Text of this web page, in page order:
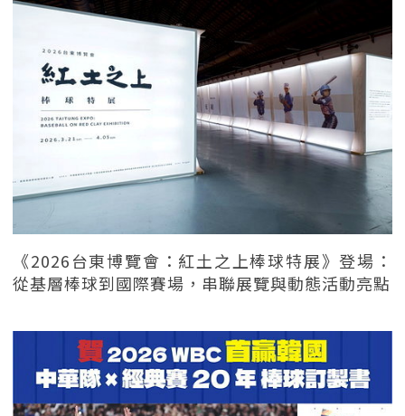
《2026台東博覽會：紅土之上棒球特展》登場：
從基層棒球到國際賽場，串聯展覽與動態活動亮點